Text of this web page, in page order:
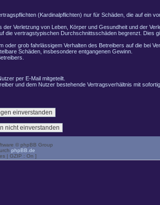
(Kardinalpflichten) nur für Schäden, die auf ein
Verletzung von Leben, Körper und Gesundheit und der
vertragstypischen Durchschnittsschäden begrenzt. Dies
grob fahrlässigem Verhalten des Betreibers auf die bei
Schäden, insbesondere entgangenen Gewinn.
per E-Mail mitgeteilt.
und dem Nutzer bestehende Vertragsverhältnis mit
© phpBB Group
phpBB.de
| GZIP : On ]